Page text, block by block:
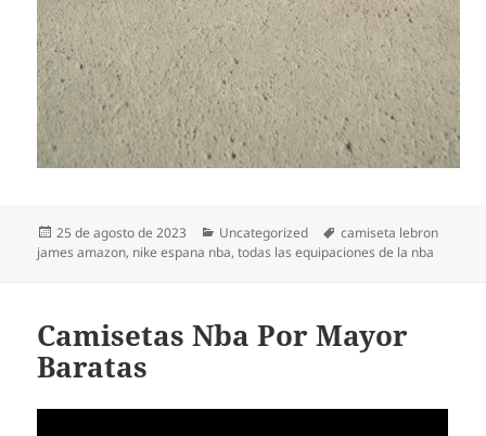
Publicado
el
25 de agosto de 2023 Categorías
Uncategorized Etiquetas
camiseta lebron
james amazon, nike espana nba,todas las equipaciones de la nba
Camisetas Nba Por Mayor
Baratas